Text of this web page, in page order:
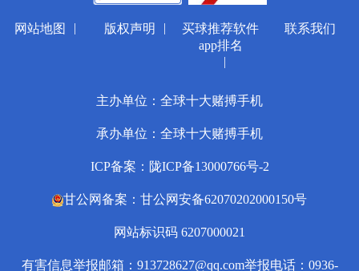
网站地图 | 版权声明 |
买球推荐软件
app排名
|
联系我们
主办单位：全球十大赌搏手机
承办单位：全球十大赌搏手机
ICP备案：陇ICP备13000766号-2
甘公网备案：甘公网安备62070202000150号
网站标识码 6207000021
有害信息举报邮箱： 913728627@qq.com举报电话：0936-